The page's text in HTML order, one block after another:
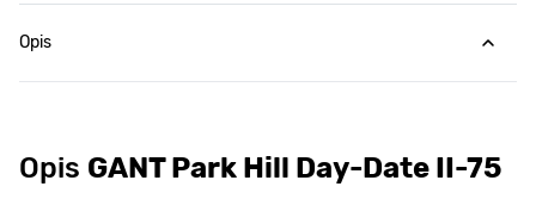
Opis
Opis GANT Park Hill Day-Date II-75